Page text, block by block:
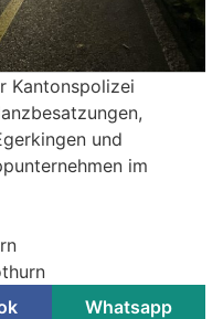
Kantonspolizei
und
im
Whatsapp